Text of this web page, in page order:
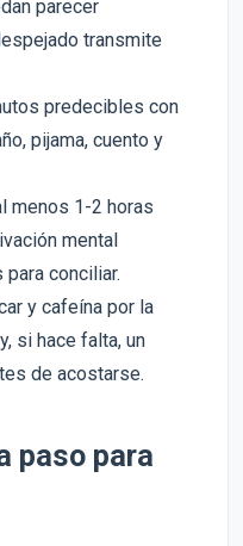
parecer
transmite
predecibles con
pijama, cuento y
menos 1-2 horas
mental
conciliar.
y cafeína por la
si hace falta, un
de acostarse.
paso para